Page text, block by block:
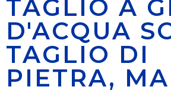
TAGLIO A
D'ACQUA
TAGLIO DI
PIETRA,